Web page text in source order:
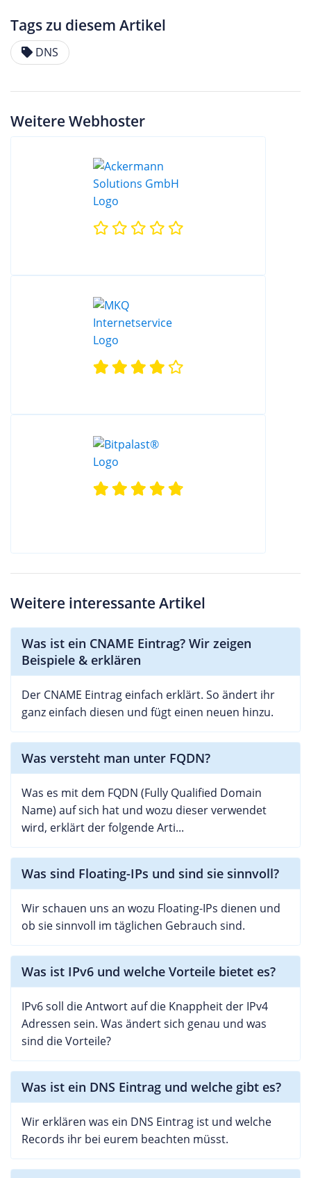
Tags zu diesem Artikel
DNS
Weitere Webhoster
Weitere interessante Artikel
Was ist ein CNAME Eintrag? Wir zeigen
Beispiele & erklären
Der CNAME Eintrag einfach erklärt. So ändert ihr
ganz einfach diesen und fügt einen neuen hinzu.
Was versteht man unter FQDN?
Was es mit dem FQDN (Fully Qualified Domain
Name) auf sich hat und wozu dieser verwendet
wird, erklärt der folgende Arti...
Was sind Floating-IPs und sind sie sinnvoll?
Wir schauen uns an wozu Floating-IPs dienen und
ob sie sinnvoll im täglichen Gebrauch sind.
Was ist IPv6 und welche Vorteile bietet es?
IPv6 soll die Antwort auf die Knappheit der IPv4
Adressen sein. Was ändert sich genau und was
sind die Vorteile?
Was ist ein DNS Eintrag und welche gibt es?
Wir erklären was ein DNS Eintrag ist und welche
Records ihr bei eurem beachten müsst.